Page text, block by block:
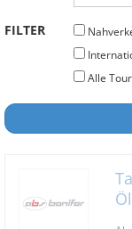
FILTER
Alle